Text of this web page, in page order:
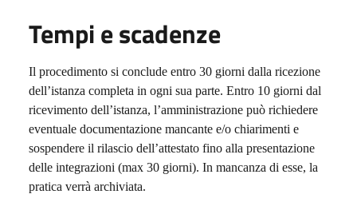
Tempi e scadenze
Il procedimento si conclude entro 30 giorni dalla ricezione
dell’istanza completa in ogni sua parte. Entro 10 giorni dal
ricevimento dell’istanza, l’amministrazione può richiedere
eventuale documentazione mancante e/o chiarimenti e
sospendere il rilascio dell’attestato fino alla presentazione
delle integrazioni (max 30 giorni). In mancanza di esse, la
pratica verrà archiviata.